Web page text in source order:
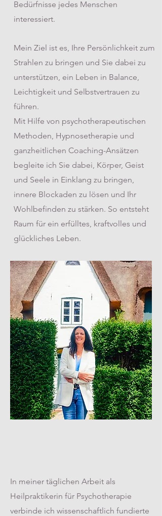
Bedürfnisse jedes Menschen
interessiert.
Mein Ziel ist es, Ihre Persönlichkeit zum
Strahlen zu bringen und Sie dabei zu
unterstützen, ein Leben in Balance,
Leichtigkeit und Selbstvertrauen zu
führen.
Mit Hilfe von psychotherapeutischen
Methoden, Hypnosetherapie und
ganzheitlichen Coaching-Ansätzen
begleite ich Sie dabei, Körper, Geist
und Seele in Einklang zu bringen,
innere Blockaden zu lösen und Ihr
Wohlbefinden zu stärken. So entsteht
Raum für ein erfülltes, kraftvolles und
glückliches Leben.
In meiner täglichen Arbeit als
Heilpraktikerin für Psychotherapie
verbinde ich wissenschaftlich fundierte